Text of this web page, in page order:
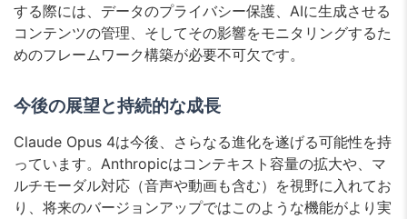
する際には、データのプライバシー保護、AIに生成させる
コンテンツの管理、そしてその影響をモニタリングするた
めのフレームワーク構築が必要不可欠です。
今後の展望と持続的な成長
Claude Opus 4は今後、さらなる進化を遂げる可能性を持
っています。Anthropicはコンテキスト容量の拡大や、マ
ルチモーダル対応（音声や動画も含む）を視野に入れてお
り、将来のバージョンアップではこのような機能がより実